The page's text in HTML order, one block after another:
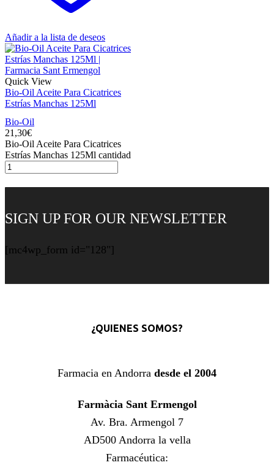
Añadir a la lista de deseos
Quick View
Bio-Oil Aceite Para Cicatrices
Estrías Manchas 125Ml
Bio-Oil
21,30€
Bio-Oil Aceite Para Cicatrices
Estrías Manchas 125Ml cantidad
SIGN UP FOR OUR NEWSLETTER
[mc4wp_form id="128"]
¿QUIENES SOMOS?
Farmacia en Andorra desde el 2004
Farmàcia Sant Ermengol
Av. Bra. Armengol 7
AD500 Andorra la vella
Farmacéutica: